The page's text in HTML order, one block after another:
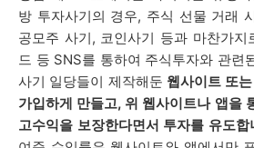
방 투자사기의 경우, 주식 선물 거래
공모주 사기, 코인사기 등과 마찬가지
드 등 SNS를 통하여 주식투자와 관련
사기 일당들이 제작해둔 웹사이트 또
가입하게 만들고, 위 웹사이트나 앱을
고수익을 보장한다면서 투자를 유도합